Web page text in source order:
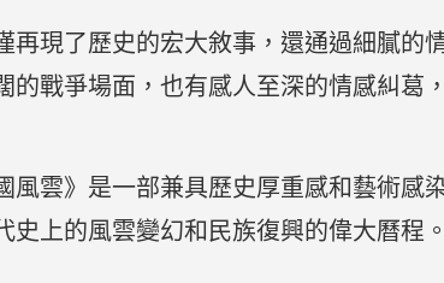
再現了歷史的宏大敘事，還通過細膩
的戰爭場面，也有感人至深的情感糾葛
風雲》是一部兼具歷史厚重感和藝術感
史上的風雲變幻和民族復興的偉大曆程。